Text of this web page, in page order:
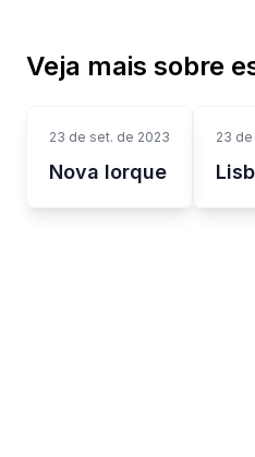
Veja mais sobre
23 de set. de 2023
Nova Iorque
23